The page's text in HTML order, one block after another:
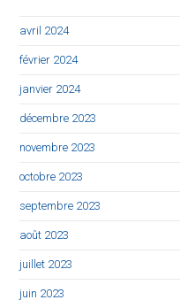
avril 2024
février 2024
janvier 2024
décembre 2023
novembre 2023
octobre 2023
septembre 2023
août 2023
juillet 2023
juin 2023